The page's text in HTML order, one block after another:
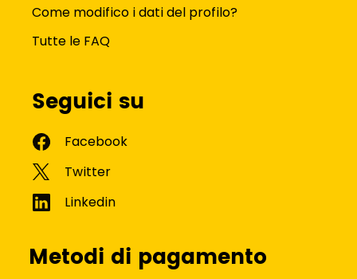
Come modifico i dati del profilo?
Tutte le FAQ
Seguici su
Metodi di pagamento